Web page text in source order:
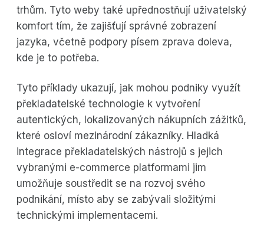
trhům. Tyto weby také upřednostňují uživatelský
komfort tím, že zajišťují správné zobrazení
jazyka, včetně podpory písem zprava doleva,
kde je to potřeba.
Tyto příklady ukazují, jak mohou podniky využít
překladatelské technologie k vytvoření
autentických, lokalizovaných nákupních zážitků,
které osloví mezinárodní zákazníky. Hladká
integrace překladatelských nástrojů s jejich
vybranými e-commerce platformami jim
umožňuje soustředit se na rozvoj svého
podnikání, místo aby se zabývali složitými
technickými implementacemi.